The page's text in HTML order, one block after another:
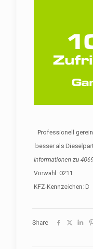
Professionell
besser als
Informationen zu
Vorwahl: 0211
KFZ-Kennzeichen: D
Share